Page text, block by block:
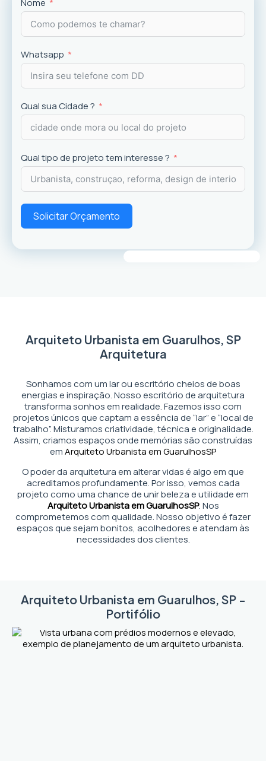
experiência dos usuários.
Nome
Whatsapp
Qual sua Cidade ?
Qual tipo de projeto tem interesse ?
Solicitar Orçamento
Arquiteto Urbanista em Guarulhos, SP
Arquitetura
Sonhamos com um lar ou escritório cheios de boas
energias e inspiração. Nosso escritório de arquitetura
transforma sonhos em realidade. Fazemos isso com
projetos únicos que captam a essência de “lar” e “local de
trabalho”. Misturamos criatividade, técnica e originalidade.
Assim, criamos espaços onde memórias são construídas
emArquiteto Urbanista em GuarulhosSP
O poder da arquitetura em alterar vidas é algo em que
acreditamos profundamente. Por isso, vemos cada
projeto como uma chance de unir beleza e utilidade em
Arquiteto Urbanista em GuarulhosSP. Nos
comprometemos com qualidade. Nosso objetivo é fazer
espaços que sejam bonitos, acolhedores e atendam às
necessidades dos clientes.
Arquiteto Urbanista em Guarulhos, SP -
Portifólio